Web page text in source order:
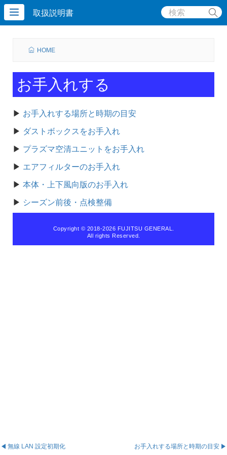
取扱説明書
HOME
お手入れする
▶ お手入れする場所と時期の目安
▶ ダストボックスをお手入れ
▶ プラズマ空清ユニットをお手入れ
▶ エアフィルターのお手入れ
▶ 本体・上下風向版のお手入れ
▶ シーズン前後・点検整備
Copyright © 2018-2026 FUJITSU GENERAL.
All rights Reserved.
無線 LAN 設定初期化 お手入れする場所と時期の目安